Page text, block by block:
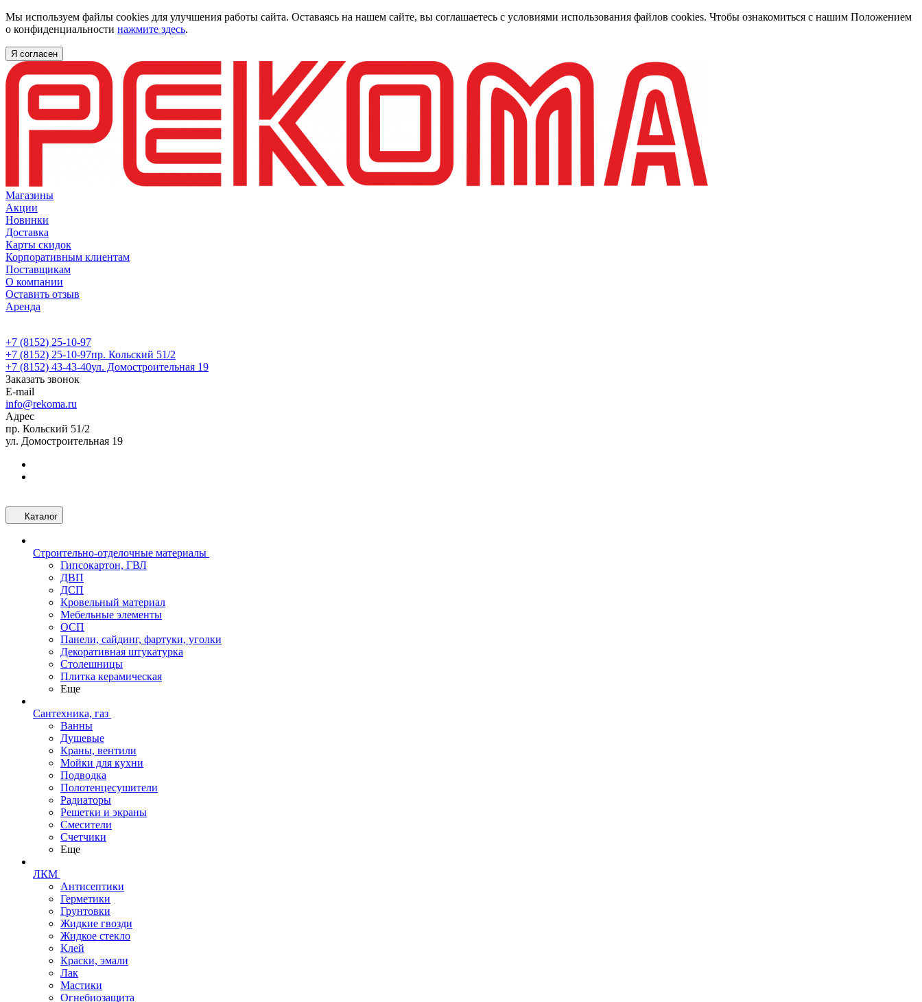
Мы используем файлы cookies для улучшения работы сайта. Оставаясь на нашем сайте, вы соглашаетесь с условиями использования файлов cookies. Чтобы ознакомиться с нашим Положением
о конфиденциальности нажмите здесь.
Я согласен
Магазины
Акции
Новинки
Доставка
Карты скидок
Корпоративным клиентам
Поставщикам
О компании
Оставить отзыв
Аренда
+7 (8152) 25-10-97
+7 (8152) 25-10-97пр. Кольский 51/2
+7 (8152) 43-43-40ул. Домостроительная 19
Заказать звонок
E-mail
info@rekoma.ru
Адрес
пр. Кольский 51/2
ул. Домостроительная 19
Каталог
Строительно-отделочные материалы
Гипсокартон, ГВЛ
ДВП
ДСП
Кровельный материал
Мебельные элементы
ОСП
Панели, сайдинг, фартуки, уголки
Декоративная штукатурка
Столешницы
Плитка керамическая
Еще
Сантехника, газ
Ванны
Душевые
Краны, вентили
Мойки для кухни
Подводка
Полотенцесушители
Радиаторы
Решетки и экраны
Смесители
Счетчики
Еще
ЛКМ
Антисептики
Герметики
Грунтовки
Жидкие гвозди
Жидкое стекло
Клей
Краски, эмали
Лак
Мастики
Огнебиозащита